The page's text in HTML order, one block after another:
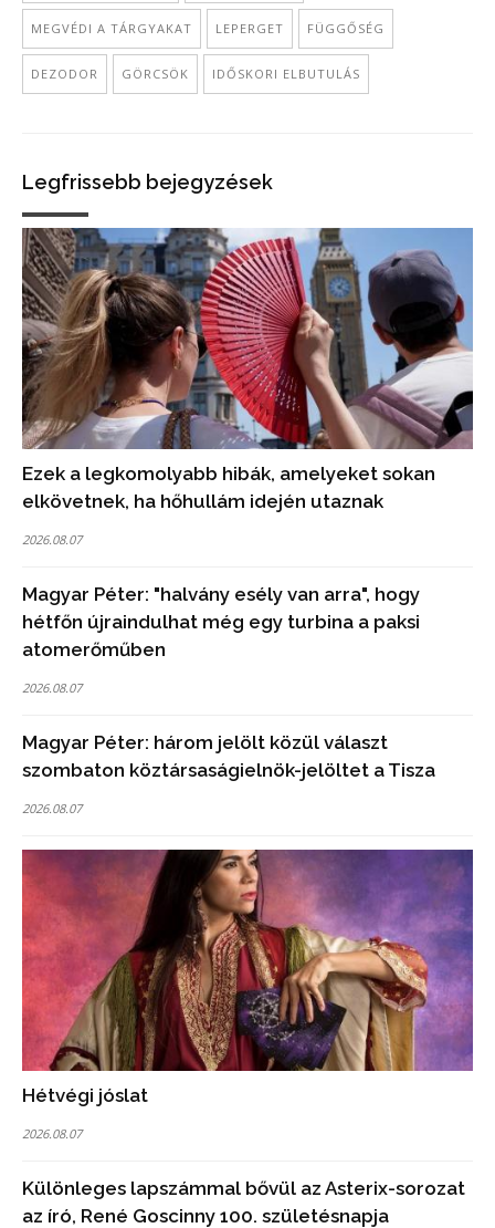
MEGVÉDI A TÁRGYAKAT LEPERGET FÜGGŐSÉG
DEZODOR GÖRCSÖK IDŐSKORI ELBUTULÁS
Legfrissebb bejegyzések
Ezek a legkomolyabb hibák, amelyeket sokan
elkövetnek, ha hőhullám idején utaznak
2026.08.07
Magyar Péter: "halvány esély van arra", hogy
hétfőn újraindulhat még egy turbina a paksi
atomerőműben
2026.08.07
Magyar Péter: három jelölt közül választ
szombaton köztársaságielnök-jelöltet a Tisza
2026.08.07
Hétvégi jóslat
2026.08.07
Különleges lapszámmal bővül az Asterix-sorozat
az író, René Goscinny 100. születésnapja